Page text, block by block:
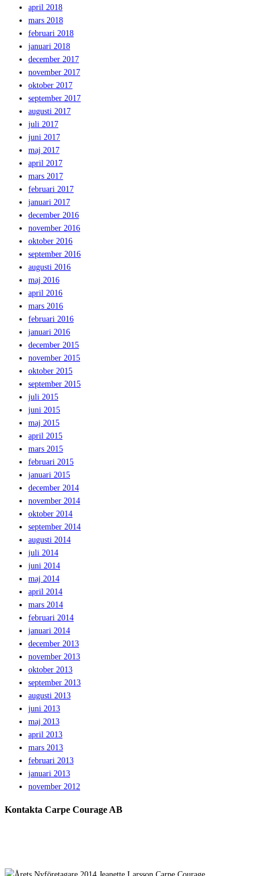
april 2018
mars 2018
februari 2018
januari 2018
december 2017
november 2017
oktober 2017
september 2017
augusti 2017
juli 2017
juni 2017
maj 2017
april 2017
mars 2017
februari 2017
januari 2017
december 2016
november 2016
oktober 2016
september 2016
augusti 2016
maj 2016
april 2016
mars 2016
februari 2016
januari 2016
december 2015
november 2015
oktober 2015
september 2015
juli 2015
juni 2015
maj 2015
april 2015
mars 2015
februari 2015
januari 2015
december 2014
november 2014
oktober 2014
september 2014
augusti 2014
juli 2014
juni 2014
maj 2014
april 2014
mars 2014
februari 2014
januari 2014
december 2013
november 2013
oktober 2013
september 2013
augusti 2013
juni 2013
maj 2013
april 2013
mars 2013
februari 2013
januari 2013
november 2012
Kontakta Carpe Courage AB